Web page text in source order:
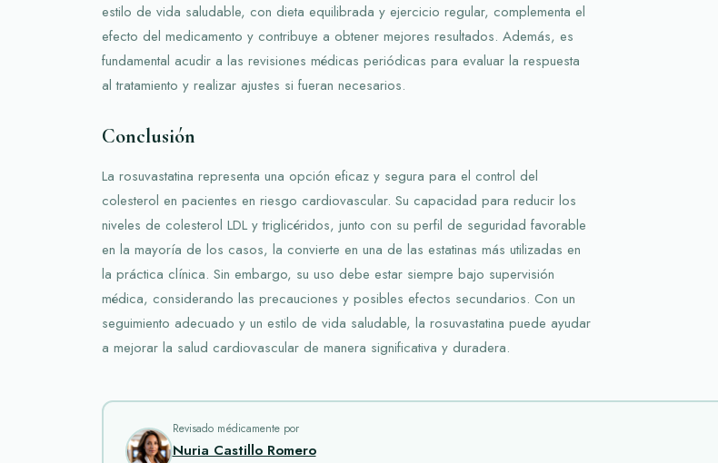
estilo de vida saludable, con dieta equilibrada y ejercicio regular, complementa el
efecto del medicamento y contribuye a obtener mejores resultados. Además, es
fundamental acudir a las revisiones médicas periódicas para evaluar la respuesta
al tratamiento y realizar ajustes si fueran necesarios.
Conclusión
La rosuvastatina representa una opción eficaz y segura para el control del
colesterol en pacientes en riesgo cardiovascular. Su capacidad para reducir los
niveles de colesterol LDL y triglicéridos, junto con su perfil de seguridad favorable
en la mayoría de los casos, la convierte en una de las estatinas más utilizadas en
la práctica clínica. Sin embargo, su uso debe estar siempre bajo supervisión
médica, considerando las precauciones y posibles efectos secundarios. Con un
seguimiento adecuado y un estilo de vida saludable, la rosuvastatina puede ayudar
a mejorar la salud cardiovascular de manera significativa y duradera.
Revisado médicamente por
Nuria Castillo Romero